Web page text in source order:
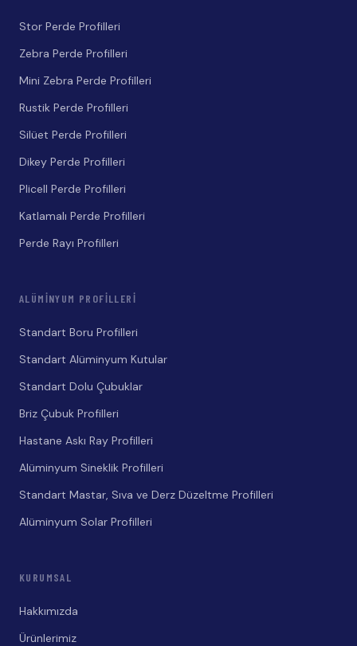
Stor Perde Profilleri
Zebra Perde Profilleri
Mini Zebra Perde Profilleri
Rustik Perde Profilleri
Silüet Perde Profilleri
Dikey Perde Profilleri
Plicell Perde Profilleri
Katlamalı Perde Profilleri
Perde Rayı Profilleri
ALÜMINYUM PROFILLERI
Standart Boru Profilleri
Standart Alüminyum Kutular
Standart Dolu Çubuklar
Briz Çubuk Profilleri
Hastane Askı Ray Profilleri
Alüminyum Sineklik Profilleri
Standart Mastar, Sıva ve Derz Düzeltme Profilleri
Alüminyum Solar Profilleri
KURUMSAL
Hakkımızda
Ürünlerimiz